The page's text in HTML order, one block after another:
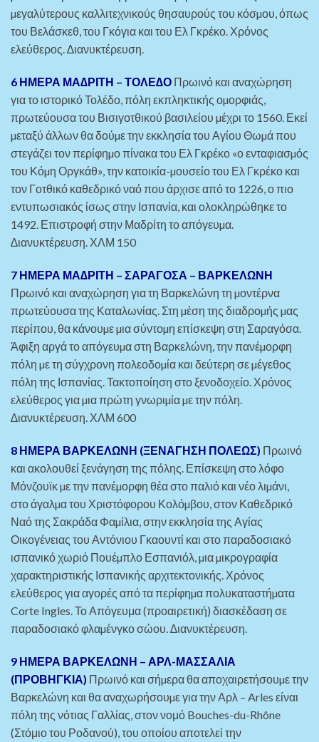
µεγαλύτερους καλλιτεχνικούς θησαυρούς του κόσµου, όπως
του Βελάσκεθ, του Γκόγια και του Ελ Γκρέκο. Χρόνος
ελεύθερος. ∆ιανυκτέρευση.
6 ΗΜΕΡΑ ΜΑ∆ΡΙΤΗ – ΤΟΛΕ∆Ο Πρωινό και αναχώρηση
για το ιστορικό Τολέδο, πόλη εκπληκτικής οµορφιάς,
πρωτεύουσα του Βισιγοτθικού βασιλείου µέχρι το 1560. Εκεί
µεταξύ άλλων θα δούµε την εκκλησία του Αγίου Θωµά που
στεγάζει τον περίφηµο πίνακα του Ελ Γκρέκο «ο ενταφιασµός
του Κόµη Οργκάθ», την κατοικία-µουσείο του Ελ Γκρέκο και
τον Γοτθικό καθεδρικό ναό που άρχισε από το 1226, ο πιο
εντυπωσιακός ίσως στην Ισπανία, και ολοκληρώθηκε το
1492. Επιστροφή στην Μαδρίτη το απόγευµα.
∆ιανυκτέρευση. ΧΛΜ 150
7 ΗΜΕΡΑ ΜΑ∆ΡΙΤΗ – ΣΑΡΑΓΟΣΑ – ΒΑΡΚΕΛΩΝΗ
Πρωινό και αναχώρηση για τη Βαρκελώνη τη µοντέρνα
πρωτεύουσα της Καταλωνίας. Στη µέση της διαδροµής µας
περίπου, θα κάνουµε µια σύντοµη επίσκεψη στη Σαραγόσα.
Άφιξη αργά το απόγευµα στη Βαρκελώνη, την πανέµορφη
πόλη µε τη σύγχρονη πολεοδοµία και δεύτερη σε µέγεθος
πόλη της Ισπανίας. Τακτοποίηση στο ξενοδοχείο. Χρόνος
ελεύθερος για µια πρώτη γνωριµία µε την πόλη.
∆ιανυκτέρευση. ΧΛΜ 600
8 ΗΜΕΡΑ ΒΑΡΚΕΛΩΝΗ (ΞΕΝΑΓΗΣΗ ΠΟΛΕΩΣ) Πρωινό
και ακολουθεί ξενάγηση της πόλης. Επίσκεψη στο λόφο
Μόνζουϊκ µε την πανέµορφη θέα στο παλιό και νέο λιµάνι,
στο άγαλµα του Χριστόφορου Κολόµβου, στον Καθεδρικό
Ναό της Σακράδα Φαµίλια, στην εκκλησία της Αγίας
Οικογένειας του Αντόνιου Γκαουντί και στο παραδοσιακό
ισπανικό χωριό Πουέµπλο Εσπανιόλ, µια µικρογραφία
χαρακτηριστικής Ισπανικής αρχιτεκτονικής. Χρόνος
ελεύθερος για αγορές από τα περίφηµα πολυκαταστήµατα
Corte Ingles. Το Απόγευμα (προαιρετική) διασκέδαση σε
παραδοσιακό φλαµένγκο σώου. ∆ιανυκτέρευση.
9 ΗΜΕΡΑ ΒΑΡΚΕΛΩΝΗ – ΑΡΛ-ΜΑΣΣΑΛΙΑ
(ΠΡΟΒΗΓΚΙΑ) Πρωινό και σήµερα θα αποχαιρετήσουµε την
Βαρκελώνη και θα αναχωρήσουµε για την Αρλ – Arles είναι
πόλη της νότιας Γαλλίας, στον νομό Bouches-du-Rhône
(Στόμιο του Ροδανού), του οποίου αποτελεί την